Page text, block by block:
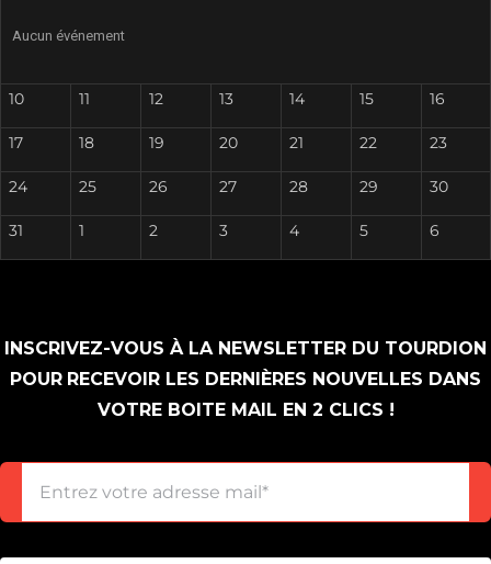
Aucun événement
10 11 12 13 14 15 16
17 18 19 20 21 22 23
24 25 26 27 28 29 30
31 1 2 3 4 5 6
INSCRIVEZ-VOUS À LA NEWSLETTER DU TOURDION
POUR RECEVOIR LES DERNIÈRES NOUVELLES DANS
VOTRE BOITE MAIL EN 2 CLICS !